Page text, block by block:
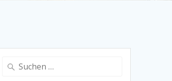
Suchen